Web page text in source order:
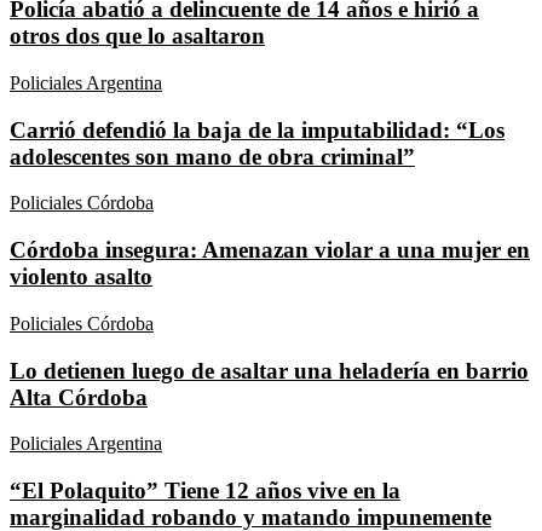
Policía abatió a delincuente de 14 años e hirió a
otros dos que lo asaltaron
Policiales Argentina
Carrió defendió la baja de la imputabilidad: “Los
adolescentes son mano de obra criminal”
Policiales Córdoba
Córdoba insegura: Amenazan violar a una mujer en
violento asalto
Policiales Córdoba
Lo detienen luego de asaltar una heladería en barrio
Alta Córdoba
Policiales Argentina
“El Polaquito” Tiene 12 años vive en la
marginalidad robando y matando impunemente